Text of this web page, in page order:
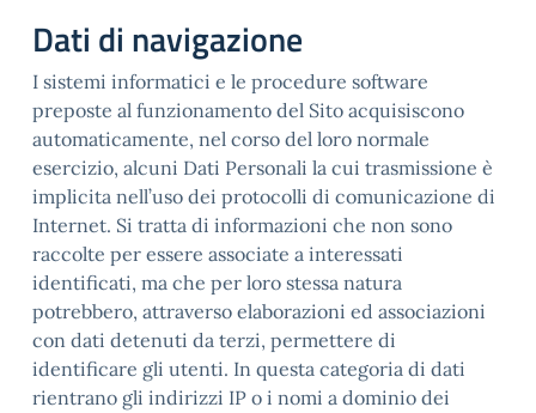
Dati di navigazione
I sistemi informatici e le procedure software
preposte al funzionamento del Sito acquisiscono
automaticamente, nel corso del loro normale
esercizio, alcuni Dati Personali la cui trasmissione è
implicita nell’uso dei protocolli di comunicazione di
Internet. Si tratta di informazioni che non sono
raccolte per essere associate a interessati
identificati, ma che per loro stessa natura
potrebbero, attraverso elaborazioni ed associazioni
con dati detenuti da terzi, permettere di
identificare gli utenti. In questa categoria di dati
rientrano gli indirizzi IP o i nomi a dominio dei